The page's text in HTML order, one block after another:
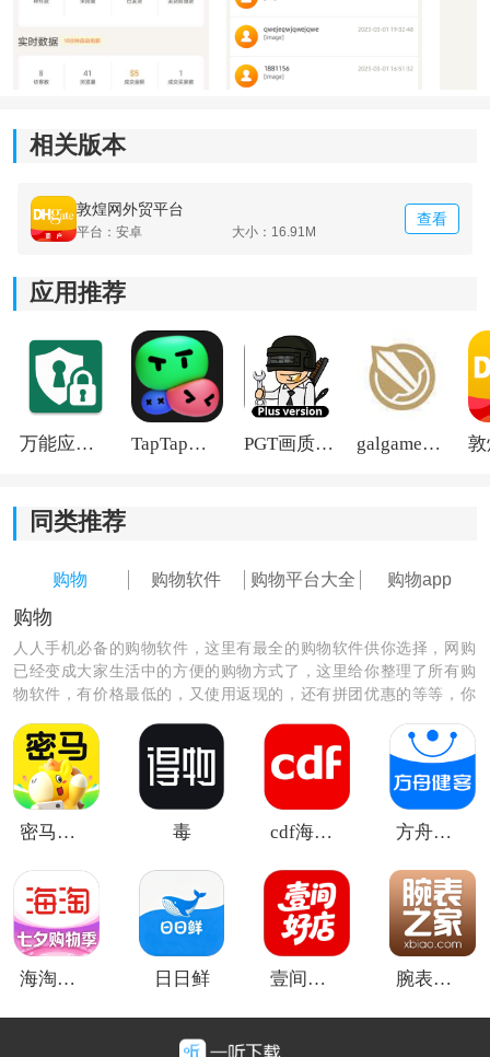
软件会实时同步订单状态和物流信息，平时发货、查看
成。
里面集成了即时 工具，还支持多语言
。平时和
多。
3、物流与资金结算：
平台接入了多种物流线路和海外仓资源，商家可以根据
需求自由选择。资金到账和提现流程也整理得比较清
晰，平时查看回款会更直观。
相关版本
敦煌网外贸平台
平台：安卓 大小：16.91M
查看
应用推荐
万能应用隐藏 TapTap国际版2026 PGT画质助手旧版 galgame游戏盒子2026
同类推荐
购物 购物软件 购物平台大全 购物app
购物
人人手机必备的购物软件，这里有最全的购物软件供你选择，网购
已经变成大家生活中的方便的购物方式了，这里给你整理了所有购
物软件，有价格最低的，又使用返现的，还有拼团优惠的等等，你
便，最优惠的呢，快来选择下载吧！
密马游戏交易平台 毒 cdf海南免税 方舟健客网上药店
海淘免税店 日日鲜 壹间好店 腕表之家